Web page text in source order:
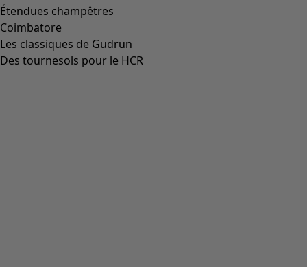
Étendues champêtres
Coimbatore
Les classiques de Gudrun
Des tournesols pour le HCR